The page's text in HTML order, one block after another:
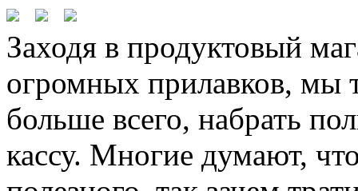
Заходя в продуктовый
огромных прилавков, мы
больше всего, набрать
кассу. Многие думают,